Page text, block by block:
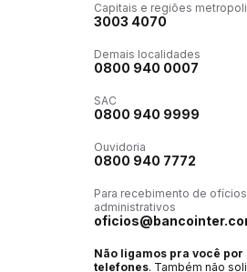
Capitais e regiões
3003 4070
Demais localidades
0800 940 0007
SAC
0800 940 9999
Ouvidoria
0800 940 7772
Para recebimento de
administrativos
Não ligamos pra você por
telefones. Também não